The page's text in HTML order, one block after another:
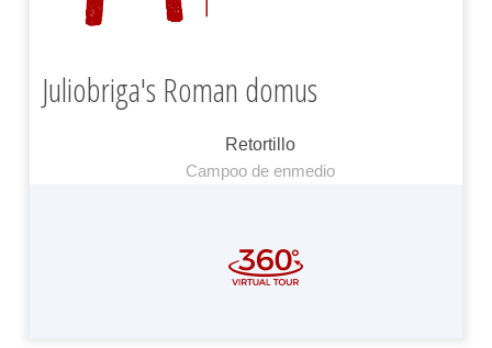
Juliobriga's Roman domus
Retortillo
Campoo de enmedio